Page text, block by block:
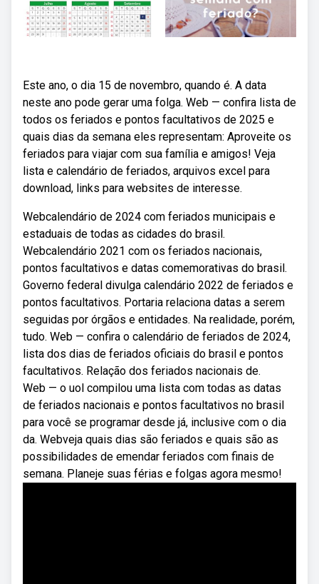
Este ano, o dia 15 de novembro, quando é. A data
neste ano pode gerar uma folga. Web — confira lista de
todos os feriados e pontos facultativos de 2025 e
quais dias da semana eles representam: Aproveite os
feriados para viajar com sua família e amigos! Veja
lista e calendário de feriados, arquivos excel para
download, links para websites de interesse.
Webcalendário de 2024 com feriados municipais e
estaduais de todas as cidades do brasil.
Webcalendário 2021 com os feriados nacionais,
pontos facultativos e datas comemorativas do brasil.
Governo federal divulga calendário 2022 de feriados e
pontos facultativos. Portaria relaciona datas a serem
seguidas por órgãos e entidades. Na realidade, porém,
tudo. Web — confira o calendário de feriados de 2024,
lista dos dias de feriados oficiais do brasil e pontos
facultativos. Relação dos feriados nacionais de.
Web — o uol compilou uma lista com todas as datas
de feriados nacionais e pontos facultativos no brasil
para você se programar desde já, inclusive com o dia
da. Webveja quais dias são feriados e quais são as
possibilidades de emendar feriados com finais de
semana. Planeje suas férias e folgas agora mesmo!